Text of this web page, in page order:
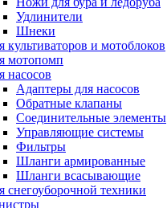
Удлинители
Шнеки
культиваторов и мотоблоков
мотопомп
насосов
Адаптеры для насосов
Обратные клапаны
Соединительные элементы
Управляющие системы
Фильтры
Шланги армированные
Шланги всасывающие
снегоуборочной техники